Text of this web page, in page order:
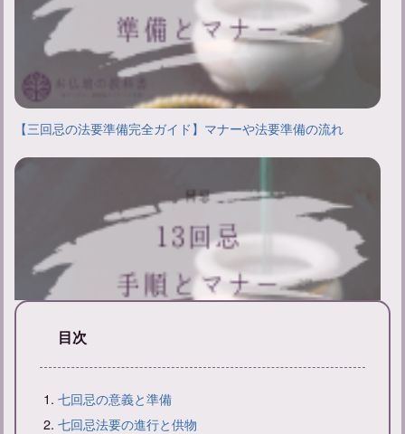
【三回忌の法要準備完全ガイド】マナーや法要準備の流れ
目次
七回忌の意義と準備
七回忌法要の進行と供物